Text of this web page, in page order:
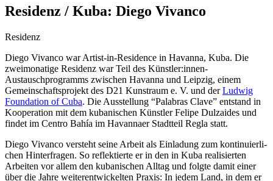
Residenz / Kuba: Diego Vivanco
Residenz
Diego Vivanco war Artist-in-Residence in Havanna, Kuba. Die
zwei­mo­na­ti­ge Residenz war Teil des Künstler:innen-
Austauschprogramms zwi­schen Havanna und Leipzig, einem
Gemeinschaftsprojekt des D21 Kunstraum e. V. und derLudwig
Foundation of Cuba. Die Ausstellung “Palabras Clave” ent­stand in
Kooperation mit dem kuba­ni­schen Künstler Felipe Dulzaides und
fin­det im Centro Bahía im Havannaer Stadtteil Regla statt.
Diego Vivanco ver­steht sei­ne Arbeit als Einladung zum kon­ti­nu­ier­li­
chen Hinterfragen. So reflek­tier­te er in den in Kuba rea­li­sier­ten
Arbeiten vor allem den kuba­ni­schen Alltag und folg­te damit einer
über die Jahre wei­ter­ent­wi­ckel­ten Praxis: In jedem Land, in dem er